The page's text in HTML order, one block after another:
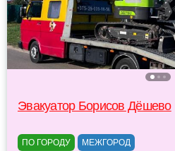
Эвакуатор Борисов Дёшево
ПО ГОРОДУ МЕЖГОРОД